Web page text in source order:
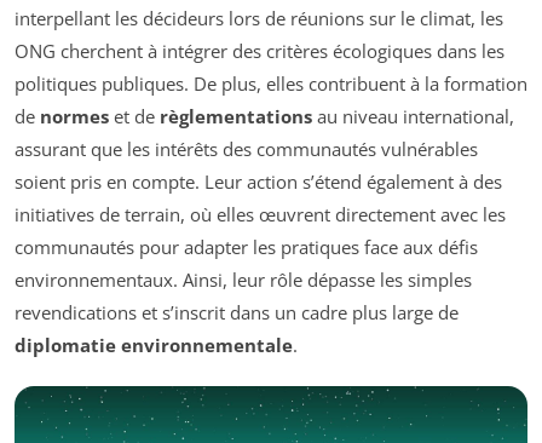
interpellant les décideurs lors de réunions sur le climat, les
ONG cherchent à intégrer des critères écologiques dans les
politiques publiques. De plus, elles contribuent à la formation
de normes et de règlementations au niveau international,
assurant que les intérêts des communautés vulnérables
soient pris en compte. Leur action s’étend également à des
initiatives de terrain, où elles œuvrent directement avec les
communautés pour adapter les pratiques face aux défis
environnementaux. Ainsi, leur rôle dépasse les simples
revendications et s’inscrit dans un cadre plus large de
diplomatie environnementale.